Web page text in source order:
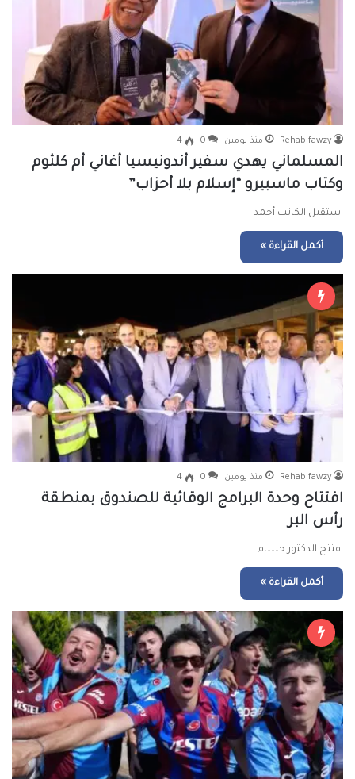
Rehab fawzy منذ يومين 0
4
المسلماني يهدي سفير أندونيسيا أغاني أم كلثوم
وكتاب ماسبيرو “إسلام بلا أحزاب”
استقبل الكاتب أحمد ا
أكمل القراءة »
Rehab fawzy منذ يومين 0
4
افتتاح وحدة البرامج الوقائية للصندوق بمنطقة
رأس البر
افتتح الدكتور حسام ا
أكمل القراءة »